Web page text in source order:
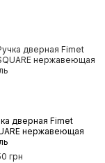
дверная Fimet
нержавеющая
грн